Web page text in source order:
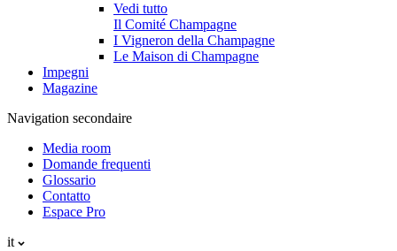
Vedi tutto
Il Comité Champagne
I Vigneron della Champagne
Le Maison di Champagne
Impegni
Magazine
Navigation secondaire
Media room
Domande frequenti
Glossario
Contatto
Espace Pro
it